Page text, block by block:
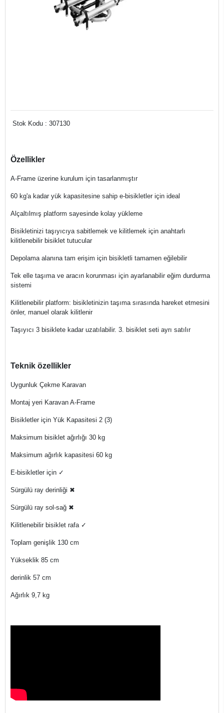
Stok Kodu : 307130
Özellikler
A-Frame üzerine kurulum için tasarlanmıştır
60 kg'a kadar yük kapasitesine sahip e-bisikletler için ideal
Alçaltılmış platform sayesinde kolay yükleme
Bisikletinizi taşıyıcıya sabitlemek ve kilitlemek için anahtarlı
kilitlenebilir bisiklet tutucular
Depolama alanına tam erişim için bisikletli tamamen eğilebilir
Tek elle taşıma ve aracın korunması için ayarlanabilir eğim durdurma
sistemi
Kilitlenebilir platform: bisikletinizin taşıma sırasında hareket etmesini
önler, manuel olarak kilitlenir
Taşıyıcı 3 bisiklete kadar uzatılabilir. 3. bisiklet seti ayrı satılır
Teknik özellikler
Uygunluk Çekme Karavan
Montaj yeri Karavan A-Frame
Bisikletler için Yük Kapasitesi 2 (3)
Maksimum bisiklet ağırlığı 30 kg
Maksimum ağırlık kapasitesi 60 kg
E-bisikletler için ✓
Sürgülü ray derinliği ✖
Sürgülü ray sol-sağ ✖
Kilitlenebilir bisiklet rafa ✓
Toplam genişlik 130 cm
Yükseklik 85 cm
derinlik 57 cm
Ağırlık 9,7 kg